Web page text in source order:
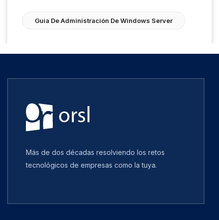
Guia De Administración De Windows Server
Más de dos décadas resolviendo los retos
tecnológicos de empresas como la tuya.